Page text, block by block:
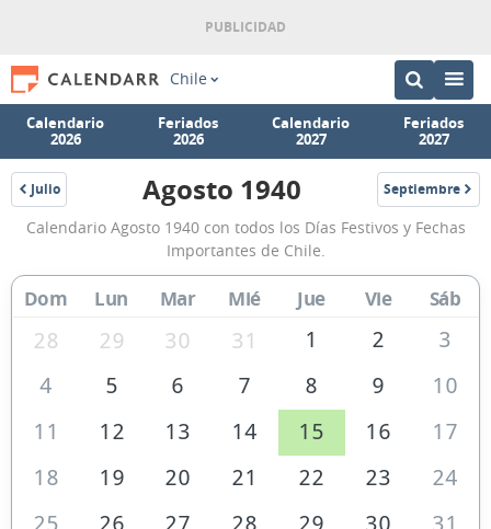
Chile
Calendario
2026
Feriados
2026
Calendario
2027
Feriados
2027
Julio
1940
Calendario
Agosto
1940
de
Chile
Agosto 1940 Septiembre
1940
Calendario Agosto 1940 con todos los Días Festivos y Fechas
Importantes de Chile.
Dom Lun Mar Mié Jue Vie Sáb
28 29 30 31 1 2
3
4
5 6 7 8 9
10
11
12 13 14 15 16
17
18
19 20 21 22 23
24
25
26 27 28 29 30 31